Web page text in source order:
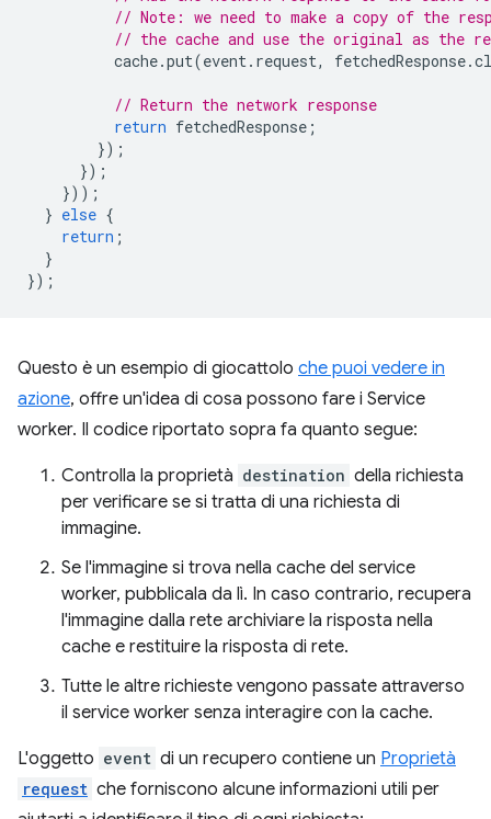
// Note: we need to make a copy of the
// the cache and use the original as the
cache.put(event. request, fetchedResponse.
// Return the network response
return fetchedResponse ;
});
});
}));
} else {
return ;
}
});
Questo è un esempio di giocattolo che puoi vedere in
azione, offre un'idea di cosa possono fare i Service
worker. Il codice riportato sopra fa quanto segue:
Controlla la proprietà destination della richiesta
per verificare se si tratta di una richiesta di
immagine.
Se l'immagine si trova nella cache del service
worker, pubblicala da lì. In caso contrario, recupera
l'immagine dalla rete archiviare la risposta nella
cache e restituire la risposta di rete.
Tutte le altre richieste vengono passate attraverso
il service worker senza interagire con la cache.
L'oggetto event di un recupero contiene un Proprietà
request che forniscono alcune informazioni utili per